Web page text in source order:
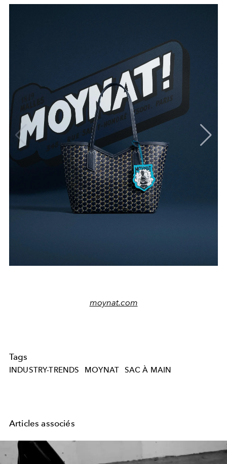
moynat.com
Tags
INDUSTRY-TRENDS MOYNAT SAC À MAIN
Articles associés